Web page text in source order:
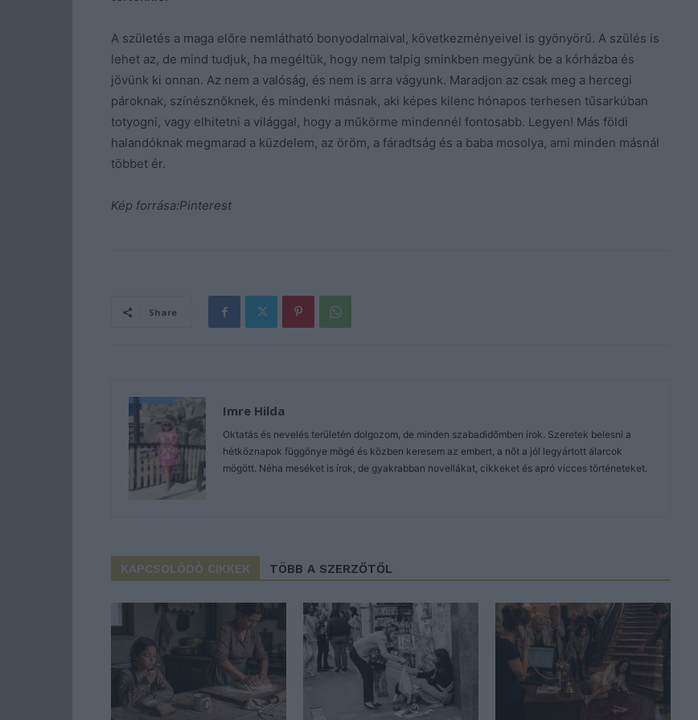
A születés a maga előre nemlátható bonyodalmaival, következményeivel is gyönyörű. A szülés is
lehet az, de mind tudjuk, ha megéltük, hogy nem talpig sminkben megyünk be a kórházba és
jövünk ki onnan. Az nem a valóság, és nem is arra vágyunk. Maradjon az csak meg a hercegi
pároknak, színésznőknek, és mindenki másnak, aki képes kilenc hónapos terhesen tűsarkúban
totyogni, vagy elhitetni a világgal, hogy a műkörme mindennél fontosabb. Legyen! Más földi
halandóknak megmarad a küzdelem, az öröm, a fáradtság és a baba mosolya, ami minden másnál
többet ér.
Kép forrása:Pinterest
Share
Imre Hilda
Oktatás és nevelés területén dolgozom, de minden szabadidőmben írok. Szeretek belesni a
hétköznapok függönye mögé és közben keresem az embert, a nőt a jól legyártott álarcok
mögött. Néha meséket is írok, de gyakrabban novellákat, cikkeket és apró vicces történeteket.
KAPCSOLÓDÓ CIKKEK TÖBB A SZERZŐTŐL